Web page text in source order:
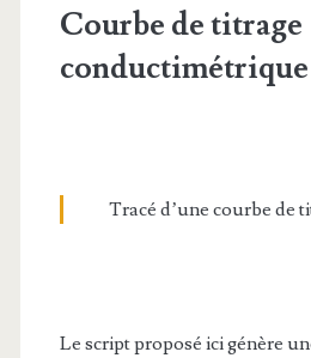
Courbe de titrage
conductimétrique
Tracé d’une courbe de
Le script proposé ici génère